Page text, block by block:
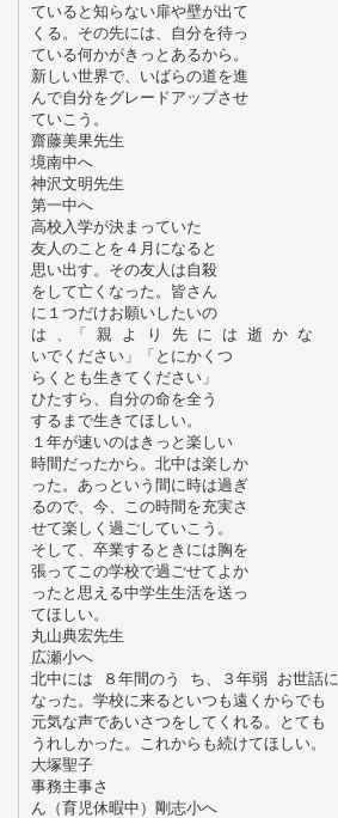
ていると知らない扉や壁が出て
くる。その先には、自分を待っ
ている何かがきっとあるから。
新しい世界で、いばらの道を進
んで自分をグレードアップさせ
ていこう。
齋藤美果先生
境南中へ
神沢文明先生
第一中へ
高校入学が決まっていた
友人のことを４月になると
思い出す。その友人は自殺
をして亡くなった。皆さん
に１つだけお願いしたいの
は 、「 親 よ り 先 に は 逝 か な
いでください」「とにかくつ
らくとも生きてください」
ひたすら、自分の命を全う
するまで生きてほしい。
１年が速いのはきっと楽しい
時間だったから。北中は楽しか
った。あっという間に時は過ぎ
るので、今、この時間を充実さ
せて楽しく過ごしていこう。
そして、卒業するときには胸を
張ってこの学校で過ごせてよか
ったと思える中学生生活を送っ
てほしい。
丸山典宏先生
広瀬小へ
北中には ８年間のう ち、３年弱 お世話に
なった。学校に来るといつも遠くからでも
元気な声であいさつをしてくれる。とても
うれしかった。これからも続けてほしい。
大塚聖子
事務主事さ
ん（育児休暇中）剛志小へ